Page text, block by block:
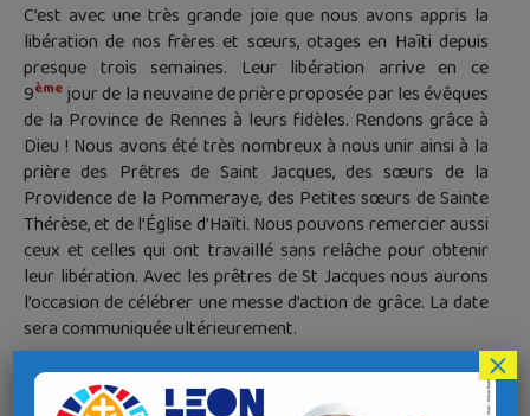
C’est avec une très grande joie que nous avons appris la
libération de nos frères et sœurs, otages en Haïti depuis
presque trois semaines. Leur libération arrive en ce
9èmejour de la neuvaine de prière proposée par les évêques
de la Province de Rennes à leurs fidèles. Rendons grâce à
Dieu ! Nous avons été très nombreux à nous unir ainsi à la
prière des Prêtres de Saint Jacques, des sœurs de la
Providence de la Pommeraye, des Petites sœurs de Sainte
Thérèse, et de l’Église d’Haïti. Nous pouvons remercier aussi
ceux et celles qui ont travaillé sans relâche pour obtenir
leur libération. Avec les prêtres de St Jacques nous aurons
l’occasion de célébrer une messe d’action de grâce. La date
sera communiquée ultérieurement.
† Laurent DOGNIN
Évêque de Quimper et Léon
×